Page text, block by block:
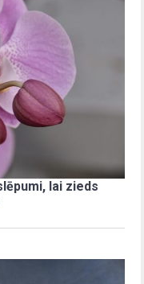
lai zieds